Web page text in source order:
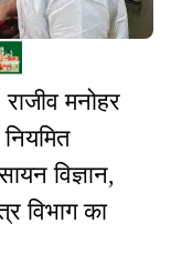
मनोहर
विज्ञान,
विभाग का